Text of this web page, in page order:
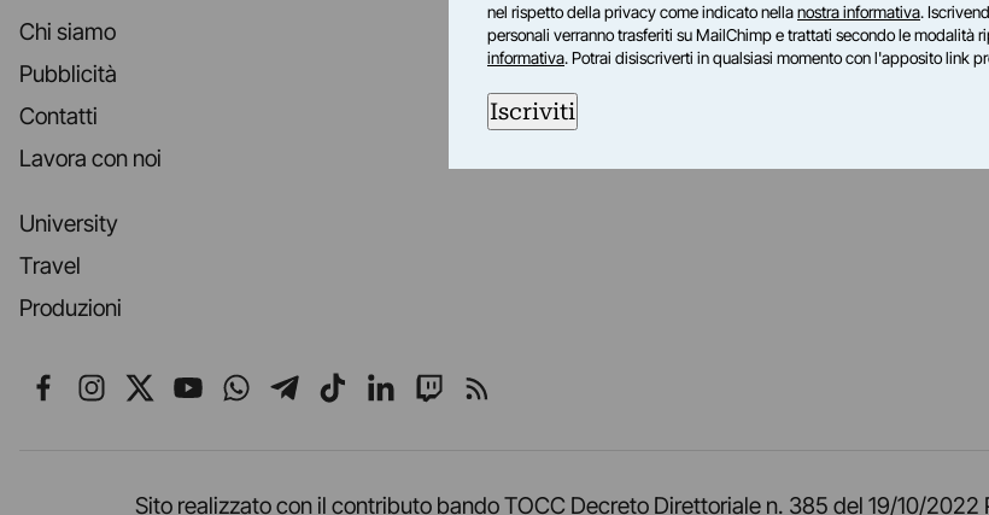
Chi siamo
Pubblicità
Contatti
Lavora con noi
University
Travel
Produzioni
Seguici su Facebook
Seguici su Instagram
Seguici su X
Seguici su YouTube
Seguici su WhatsApp
Seguici su Telegram
Seguici su TikTok
Seguici su LinkedIn
Seguici su Twitch
Seguici su Rss
Sito realizzato con il contributo bando TOCC Decreto Direttoriale n. 385 del 19/10/2022
nel rispetto della privacy come indicato nellanostra informativa.
personali verranno trasferiti su MailChimp e trattati secondo le modalità
informativa. Potrai disiscriverti in qualsiasi momento con l'apposito link
Iscriviti